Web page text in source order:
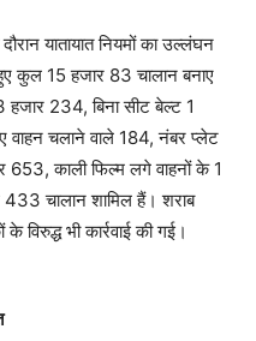
यातायात नियमों का उल्लंघन
कुल 15 हजार 83 चालान बनाए
234, बिना सीट बेल्ट 1
वाहन चलाने वाले 184, नंबर प्लेट
653, काली फिल्म लगे वाहनों के 1
चालान शामिल हैं। शराब
विरुद्ध भी कार्रवाई की गई।